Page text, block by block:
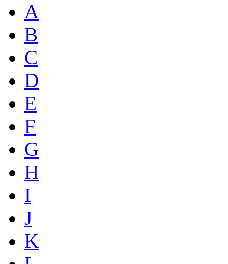
A
B
C
D
E
F
G
H
I
J
K